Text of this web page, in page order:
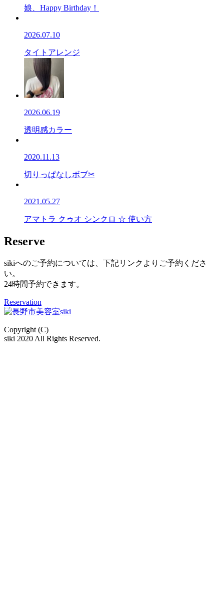
娘、Happy Birthday！
2026.07.10
タイトアレンジ
2026.06.19
透明感カラー
2020.11.13
切りっぱなしボブ✂
2021.05.27
アマトラ クゥオ シンクロ ☆ 使い方
Reserve
sikiへのご予約については、下記リンクよりご予約くださ
い。
24時間予約できます。
Reservation
Copyright (C)
siki 2020 All Rights Reserved.